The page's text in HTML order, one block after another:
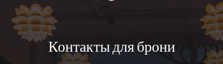
Контакты для брони